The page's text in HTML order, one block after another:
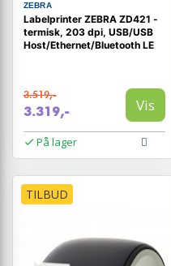
ZEBRA
Labelprinter ZEBRA ZD421 -
termisk, 203 dpi, USB/USB
Host/Ethernet/Bluetooth LE
3.519,-
3.319,- Vis
På lager
TILBUD